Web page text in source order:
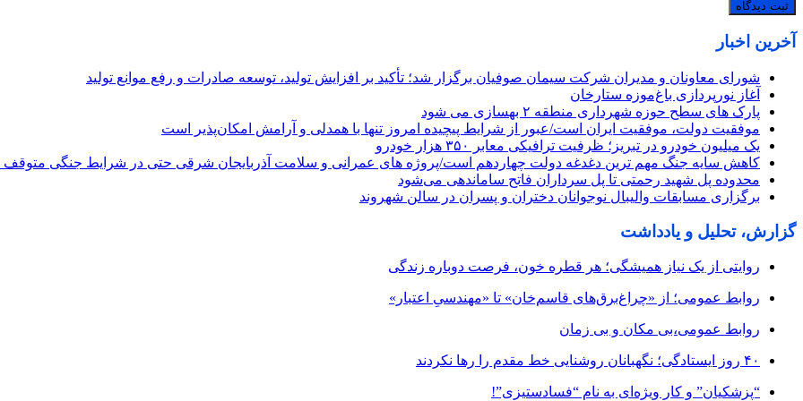
آخرین اخبار
شورای معاونان و مدیران شرکت سیمان صوفیان برگزار شد؛ تأکید بر افزایش تولید، توسعه صادرات و رفع موانع تولید
آغاز نورپردازی باغ‌موزه ستارخان
پارک های سطح حوزه شهرداری منطقه ۲ بهسازی می شود
موفقیت دولت، موفقیت ایران است/عبور از شرایط پیچیده امروز تنها با همدلی و آرامش امکان‌پذیر است
یک میلیون خودرو در تبریز؛ ظرفیت ترافیکی معابر ۳۵۰ هزار خودرو
کاهش سایه جنگ مهم ‌ترین دغدغه دولت چهاردهم است/پروژه ‌های عمرانی و سلامت آذربایجان شرقی حتی در شرایط جنگی متوقف
محدوده پل شهید رحمتی تا پل سرداران فاتح ساماندهی می‌شود
برگزاری مسابقات والیبال نوجوانان دختران و پسران در سالن شهروند
گزارش، تحلیل و یادداشت
روایتی از یک نیاز همیشگی؛ هر قطره خون، فرصت دوباره زندگی
روابط عمومی؛ از «چراغ‌برق‌های قاسم‌خان» تا «مهندسیِ اعتبار»
روابط عمومی،بی مکان و بی زمان
۴۰ روز ایستادگی؛ نگهبانان روشنایی خط مقدم را رها نکردند
“پزشکیان” و کار ویژه‌ای به نام “فسادستیزی”!